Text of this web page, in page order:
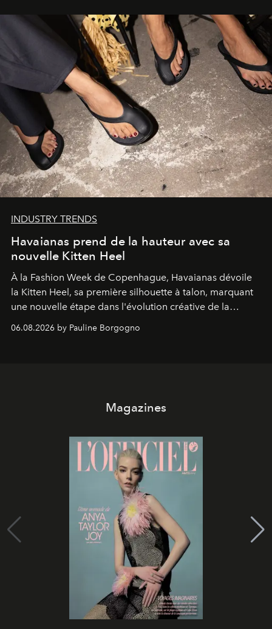
INDUSTRY TRENDS
Havaianas prend de la hauteur avec sa
nouvelle Kitten Heel
À la Fashion Week de Copenhague, Havaianas dévoile
la Kitten Heel, sa première silhouette à talon, marquant
une nouvelle étape dans l'évolution créative de la
06.08.2026 by Pauline Borgogno
Magazines